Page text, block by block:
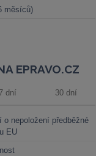
měsíců)
EPRAVO.CZ
7 dní 30 dní
o nepoložení předběžné
EU